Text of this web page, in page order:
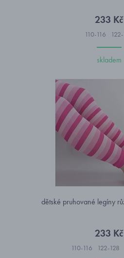
233 Kč
110-116
skladem
dětské pruhované legíny
233 Kč
110-116 122-128